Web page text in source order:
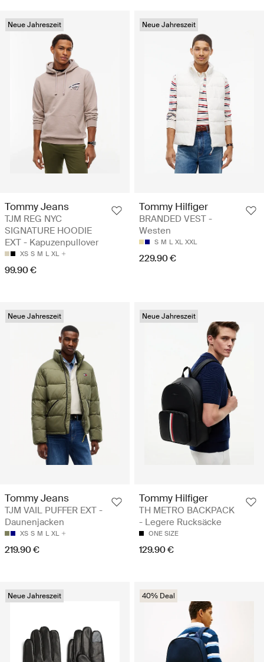
Neue Jahreszeit
Tommy Jeans
TJM REG NYC
SIGNATURE HOODIE
EXT - Kapuzenpullover
XS S M L XL
99.90 €
Neue Jahreszeit
Tommy Hilfiger
BRANDED VEST -
Westen
S M L XL XXL
229.90 €
Neue Jahreszeit
Tommy Jeans
TJM VAIL PUFFER EXT -
Daunenjacken
XS S M L XL
219.90 €
Neue Jahreszeit
Tommy Hilfiger
TH METRO BACKPACK
- Legere Rucksäcke
ONE SIZE
129.90 €
Neue Jahreszeit 40% Deal